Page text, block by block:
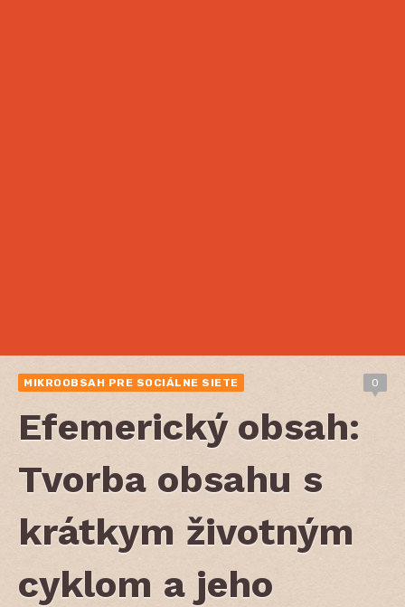
MIKROOBSAH PRE SOCIÁLNE SIETE 0
Efemerický obsah:
Tvorba obsahu s
krátkym životným
cyklom a jeho